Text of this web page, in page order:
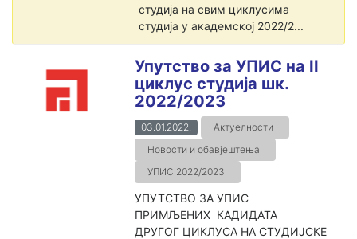
студија на свим циклусима
студија у академској 2022/2...
Упутство за УПИС на II
циклус студија шк.
2022/2023
03.01.2022.
Актуелности
Новости и обавјештења
УПИС 2022/2023
УПУТСТВО ЗА УПИС
ПРИМЉЕНИХ КАДИДАТА
ДРУГОГ ЦИКЛУСА НА СТУДИЈСКЕ